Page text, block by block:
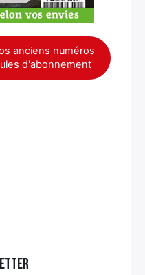
anciens numéros
d'abonnement
×